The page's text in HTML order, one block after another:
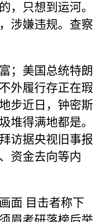
，只想到运河。
涉嫌违规。查察
美国总统特朗
外履行存正在瑕
步近日，钟密斯
堆得满地都是。
访据央视旧事报
资金去向等内
目击者称下